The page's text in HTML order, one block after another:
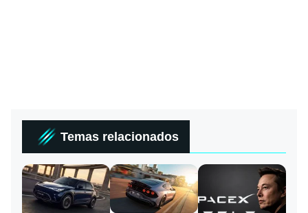
Temas relacionados